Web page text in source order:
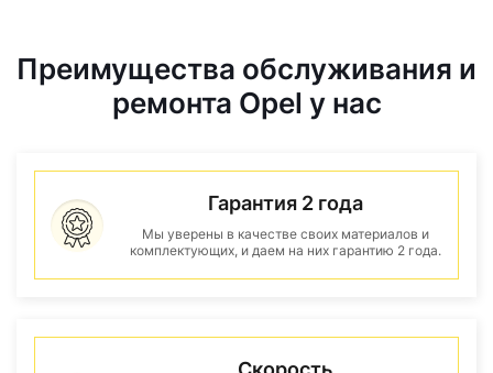
Преимущества обслуживания и
ремонта Opel у нас
Гарантия 2 года
Мы уверены в качестве своих материалов и
комплектующих, и даем на них гарантию 2 года.